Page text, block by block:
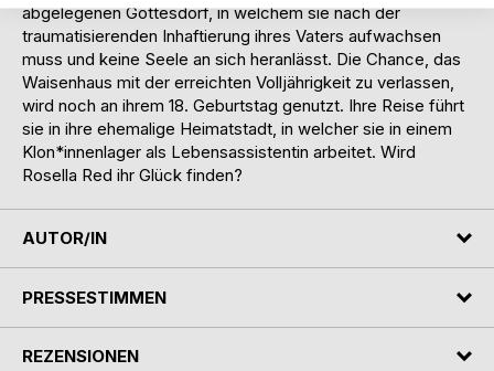
abgelegenen Gottesdorf, in welchem sie nach der
traumatisierenden Inhaftierung ihres Vaters aufwachsen
muss und keine Seele an sich heranlässt. Die Chance, das
Waisenhaus mit der erreichten Volljährigkeit zu verlassen,
wird noch an ihrem 18. Geburtstag genutzt. Ihre Reise führt
sie in ihre ehemalige Heimatstadt, in welcher sie in einem
Klon*innenlager als Lebensassistentin arbeitet. Wird
Rosella Red ihr Glück finden?
AUTOR/IN
PRESSESTIMMEN
REZENSIONEN